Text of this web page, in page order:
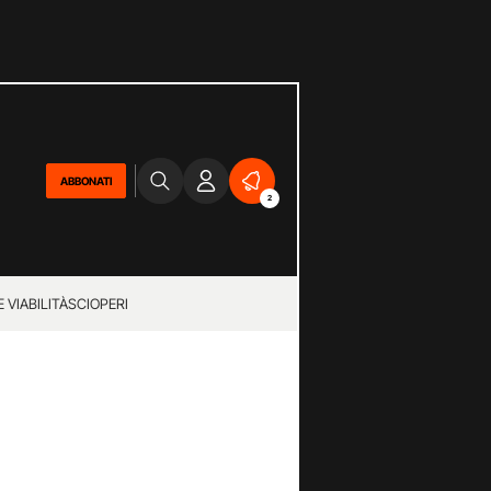
ABBONATI
2
VIABILITÀSCIOPERI